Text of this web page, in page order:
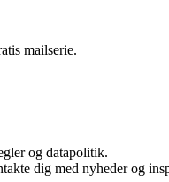
mailserie.
og datapolitik.
dig med nyheder og